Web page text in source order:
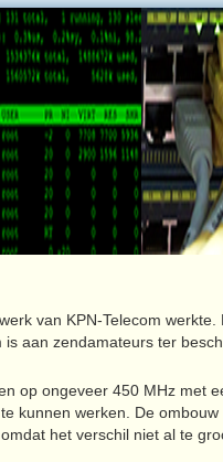
van KPN-Telecom werkte.
aan zendamateurs ter
op ongeveer 450 MHz met
kunnen werken. De ombouw
het verschil niet al te